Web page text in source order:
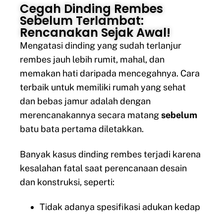
Cegah Dinding Rembes
Sebelum Terlambat:
Rencanakan Sejak Awal!
Mengatasi dinding yang sudah terlanjur
rembes jauh lebih rumit, mahal, dan
memakan hati daripada mencegahnya. Cara
terbaik untuk memiliki rumah yang sehat
dan bebas jamur adalah dengan
merencanakannya secara matangsebelum
batu bata pertama diletakkan.
Banyak kasus dinding rembes terjadi karena
kesalahan fatal saat perencanaan desain
dan konstruksi, seperti:
Tidak adanya spesifikasi adukan kedap